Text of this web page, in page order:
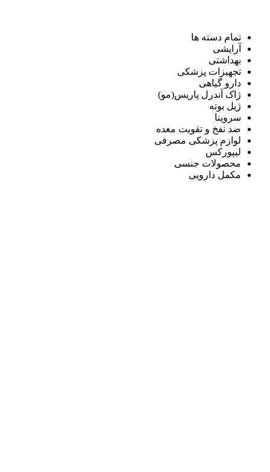
تمام دسته ها
آرایشی
بهداشتی
تجهیزات پزشکی
دارو گیاهی
ژاک آندرل پاریس(مو)
ژیل بوته
سروینا
ضد نفخ و تقویت معده
لوازم پزشکی مصرفی
لیپورکس
محصولات جنسی
مکمل دارویی